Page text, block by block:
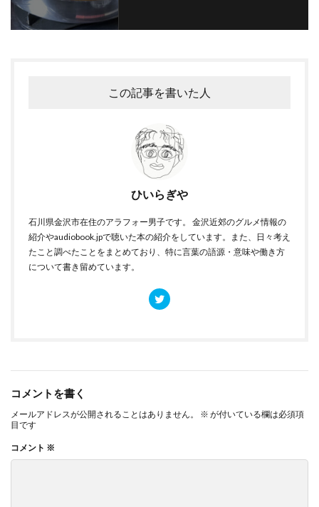
この記事を書いた人
ひいらぎや
石川県金沢市在住のアラフォー男子です。 金沢近郊のグルメ情報の
紹介やaudiobook.jpで聴いた本の紹介をしています。また、日々考え
たこと調べたことをまとめており、特に言葉の語源・意味や働き方
について書き留めています。
コメントを書く
メールアドレスが公開されることはありません。 ※ が付いている欄は必須項
目です
コメント ※